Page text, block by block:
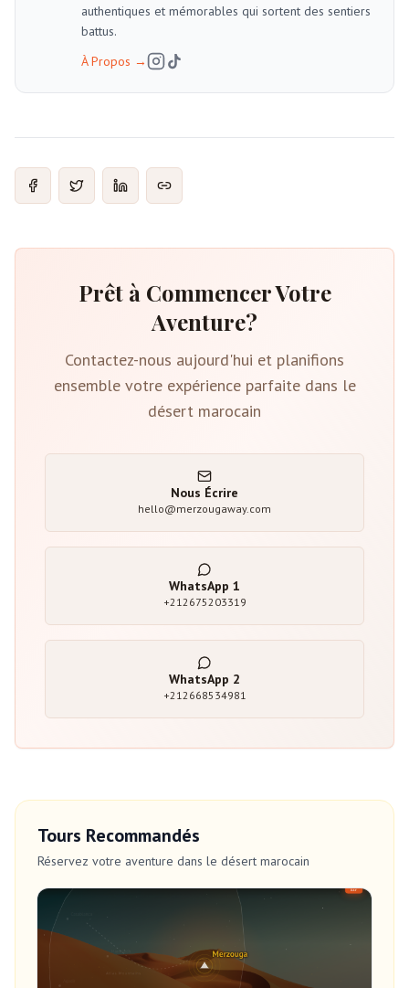
authentiques et mémorables qui sortent des sentiers
battus.
À Propos →
Prêt à Commencer Votre
Aventure?
Contactez-nous aujourd'hui et planifions
ensemble votre expérience parfaite dans le
désert marocain
Nous Écrire
hello@merzougaway.com
WhatsApp 1
+212675203319
WhatsApp 2
+212668534981
Tours Recommandés
Réservez votre aventure dans le désert marocain